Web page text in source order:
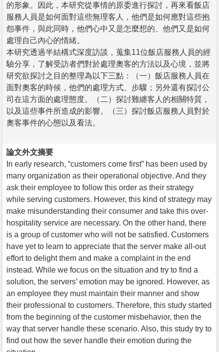
的形象。因此，本研究從事情的原委進行探討，再來看飯店
服務人員是如何面對這些無理客人，他們是如何應對這些抱
怨事件，與此同時，他們心中又是怎麼想的、他們又是如何
處理自己內心的情緒。
本研究透過半結構式深度訪談，蒐集11位飯店服務人員的經
驗分享，了解受訪者們對於處理奧客的方法以及心境，並將
研究欲探討之目的整理為以下三點：（一）飯店服務人員在
面對奧客的時候，他們的處理方式、步驟；另外還有探討公
司在這方面的處理態度。（二）探討難纏客人的相關特質，
以及這些事件所造成的影響。（三）探討飯店服務人員對於
奧客事件的心態以及看法。
論文外文摘要
In early research, “customers come first” has been used by
many organization as their operational objective. And they
ask their employee to follow this order as their strategy
while serving customers. However, this kind of strategy may
make misunderstanding their consumer and take this over-
hospitality service are necessary. On the other hand, there
is a group of customer who will not be satisfied. Customers
have yet to learn to appreciate that the server make all-out
effort to delight them and make a complaint in the end
instead. While we focus on the situation and try to find a
solution, the servers’ emotion may be ignored. However, as
an employee they must maintain their manner and show
their professional to customers. Therefore, this study started
from the beginning of the customer misbehavior, then the
way that server handle these scenario. Also, this study try to
find out how the sever handle their emotion during the